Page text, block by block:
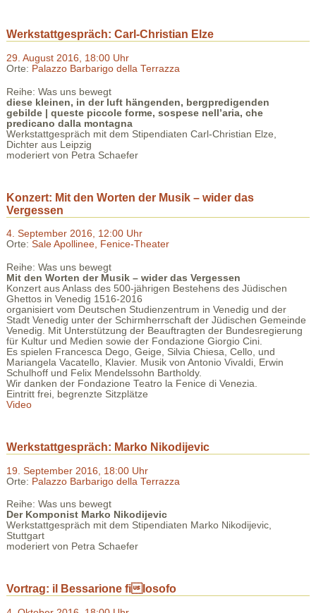
Werkstattgespräch: Carl-Christian Elze
29. August 2016, 18:00 Uhr
Orte: Palazzo Barbarigo della Terrazza
Reihe: Was uns bewegt
diese kleinen, in der luft hängenden, bergpredigenden
gebilde | queste piccole forme, sospese nell’aria, che
predicano dalla montagna
Werkstattgespräch mit dem Stipendiaten Carl-Christian Elze,
Dichter aus Leipzig
moderiert von Petra Schaefer
Konzert: Mit den Worten der Musik – wider das
Vergessen
4. September 2016, 12:00 Uhr
Orte: Sale Apollinee, Fenice-Theater
Reihe: Was uns bewegt
Mit den Worten der Musik – wider das Vergessen
Konzert aus Anlass des 500-jährigen Bestehens des Jüdischen
Ghettos in Venedig 1516-2016
organisiert vom Deutschen Studienzentrum in Venedig und der
Stadt Venedig unter der Schirmherrschaft der Jüdischen Gemeinde
Venedig. Mit Unterstützung der Beauftragten der Bundesregierung
für Kultur und Medien sowie der Fondazione Giorgio Cini.
Es spielen Francesca Dego, Geige, Silvia Chiesa, Cello, und
Mariangela Vacatello, Klavier. Musik von Antonio Vivaldi, Erwin
Schulhoff und Felix Mendelssohn Bartholdy.
Wir danken der Fondazione Teatro la Fenice di Venezia.
Eintritt frei, begrenzte Sitzplätze
Video
Werkstattgespräch: Marko Nikodijevic
19. September 2016, 18:00 Uhr
Orte: Palazzo Barbarigo della Terrazza
Reihe: Was uns bewegt
Der Komponist Marko Nikodijevic
Werkstattgespräch mit dem Stipendiaten Marko Nikodijevic,
Stuttgart
moderiert von Petra Schaefer
Vortrag: il Bessarione filosofo